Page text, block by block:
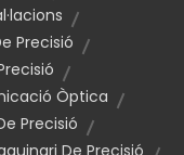
Precisió
Òptica
Precisió
De Precisió